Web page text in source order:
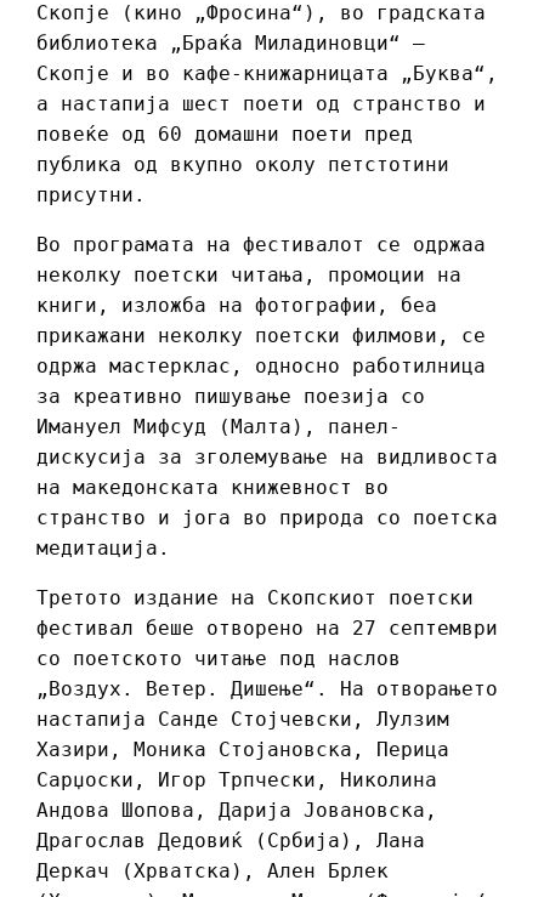
Скопје (кино „Фросина“), во градската
библиотека „Браќа Миладиновци“ ‒
Скопје и во кафе-книжарницата „Буква“,
а настапија шест поети од странство и
повеќе од 60 домашни поети пред
публика од вкупно околу петстотини
присутни.
Во програмата на фестивалот се одржаа
неколку поетски читања, промоции на
книги, изложба на фотографии, беа
прикажани неколку поетски филмови, се
одржа мастерклас, односно работилница
за креативно пишување поезија со
Имануел Мифсуд (Малта), панел-
дискусија за зголемување на видливоста
на македонската книжевност во
странство и јога во природа со поетска
медитација.
Третото издание на Скопскиот поетски
фестивал беше отворено на 27 септември
со поетското читање под наслов
„Воздух. Ветер. Дишење“. На отворањето
настапија Санде Стојчевски, Лулзим
Хазири, Моника Стојановска, Перица
Сарџоски, Игор Трпчески, Николина
Андова Шопова, Дарија Јовановска,
Драгослав Дедовиќ (Србија), Лана
Деркач (Хрватска), Ален Брлек